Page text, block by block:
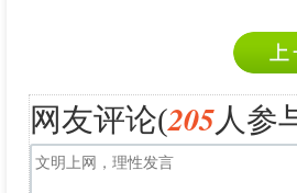
网友评论(205人参